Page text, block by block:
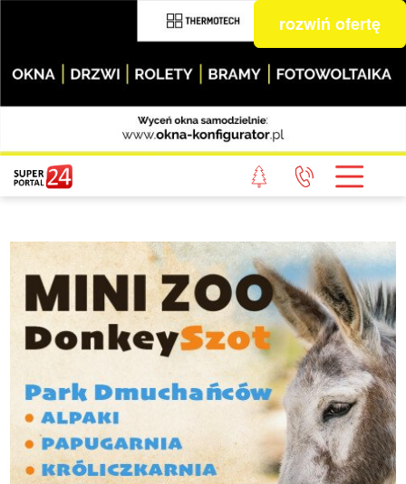
rozwiń ofertę
STRONA GŁÓWNA
POWIAT GRYFICKI
WIADOMOŚCI Z LASU
STUDIO SUPERPORTALU
KONTAKT
REDAKCJA